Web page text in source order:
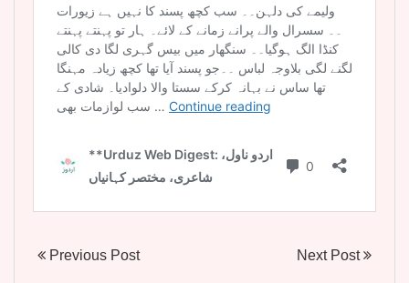
Previous Post Next Post